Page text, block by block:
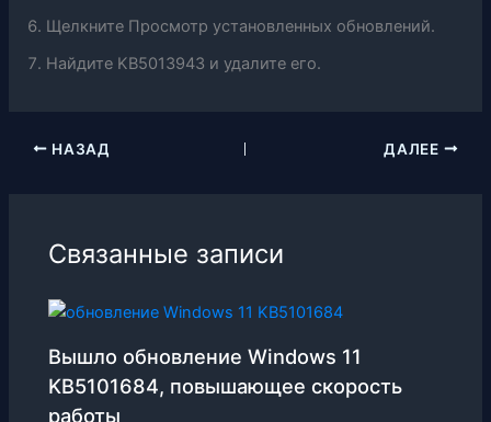
Щелкните Просмотр установленных обновлений.
Найдите KB5013943 и удалите его.
НАЗАД ДАЛЕЕ
Связанные записи
Вышло обновление Windows 11
KB5101684, повышающее скорость
работы